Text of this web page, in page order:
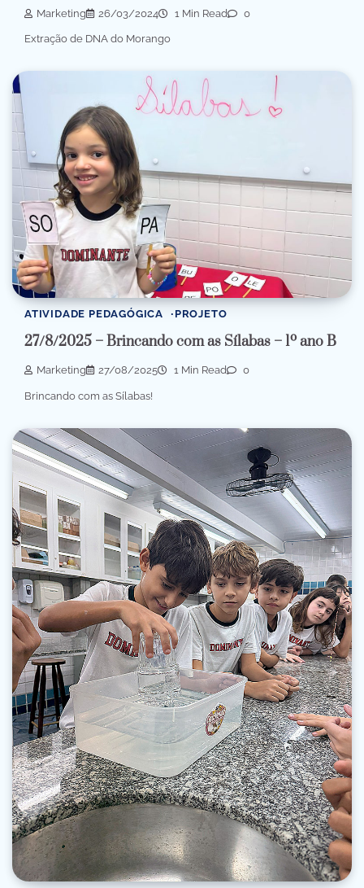
Marketing 26/03/2024 1 Min Read 0
Extração de DNA do Morango
ATIVIDADE PEDAGÓGICA PROJETO
27/8/2025 – Brincando com as Sílabas – 1º ano B
Marketing 27/08/2025 1 Min Read 0
Brincando com as Sílabas!